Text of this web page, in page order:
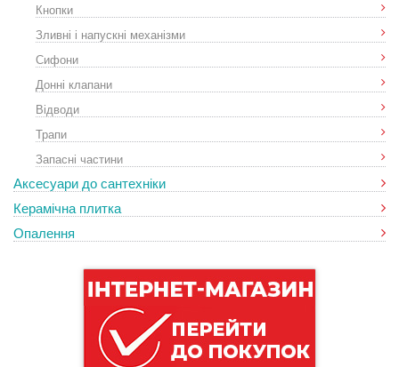
Кнопки
Зливні і напускні механізми
Сифони
Донні клапани
Відводи
Трапи
Запасні частини
Аксесуари до сантехніки
Керамічна плитка
Опалення